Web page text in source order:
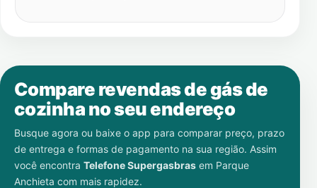
Compare revendas de gás de
cozinha no seu endereço
Busque agora ou baixe o app para comparar preço, prazo
de entrega e formas de pagamento na sua região. Assim
você encontra Telefone Supergasbras em Parque
Anchieta com mais rapidez.